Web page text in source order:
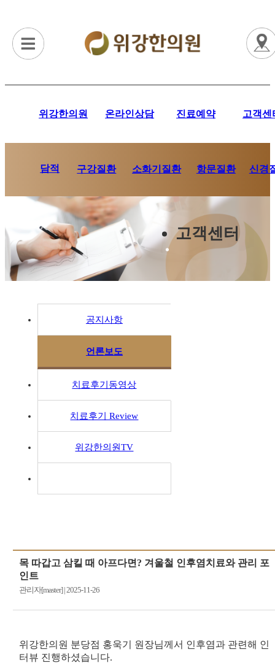
위강한의원 온라인상담 진료예약 고객센
담적 구강질환 소화기질환 항문질환 신경
고객센터
공지사항
언론보도
치료후기동영상
치료후기 Review
위강한의원TV
목 따갑고 삼킬 때 아프다면? 겨울철 인후염치료와 관리 포
인트
관리자[master]|2025-11-26
위강한의원 분당점 홍욱기 원장님께서 인후염과 관련해 인
터뷰 진행하셨습니다.